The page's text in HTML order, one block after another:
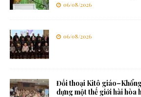
06/08/2026
06/08/2026
Đối thoại Kitô
dựng một thế giới hài hòa